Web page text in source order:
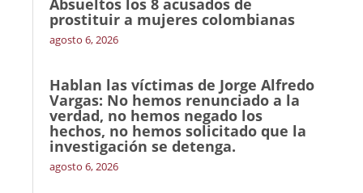
Absueltos los 8 acusados de
prostituir a mujeres colombianas
agosto 6, 2026
Hablan las víctimas de Jorge Alfredo
Vargas: No hemos renunciado a la
verdad, no hemos negado los
hechos, no hemos solicitado que la
investigación se detenga.
agosto 6, 2026